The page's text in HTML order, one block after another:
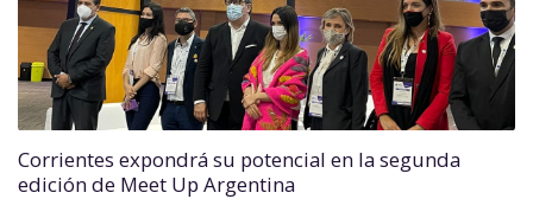
Corrientes expondrá su potencial en la segunda
edición de Meet Up Argentina